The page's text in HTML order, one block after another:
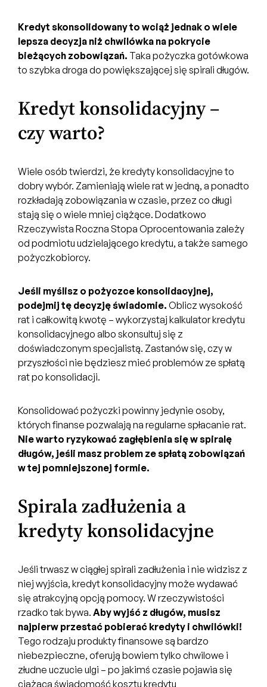
Kredyt skonsolidowany to wciąż jednak o wiele
lepsza decyzja niż chwilówka na pokrycie
bieżących zobowiązań. Taka pożyczka gotówkowa
to szybka droga do powiększającej się spirali długów.
Kredyt konsolidacyjny –
czy warto?
Wiele osób twierdzi, że kredyty konsolidacyjne to
dobry wybór. Zamieniają wiele rat w jedną, a ponadto
rozkładają zobowiązania w czasie, przez co długi
stają się o wiele mniej ciążące. Dodatkowo
Rzeczywista Roczna Stopa Oprocentowania zależy
od podmiotu udzielającego kredytu, a także samego
pożyczkobiorcy.
Jeśli myślisz o pożyczce konsolidacyjnej,
podejmij tę decyzję świadomie. Oblicz wysokość
rat i całkowitą kwotę – wykorzystaj kalkulator kredytu
konsolidacyjnego albo skonsultuj się z
doświadczonym specjalistą. Zastanów się, czy w
przyszłości nie będziesz mieć problemów ze spłatą
rat po konsolidacji.
Konsolidować pożyczki powinny jedynie osoby,
których finanse pozwalają na regularne spłacanie rat.
Nie warto ryzykować zagłębienia się w spiralę
długów, jeśli masz problem ze spłatą zobowiązań
w tej pomniejszonej formie.
Spirala zadłużenia a
kredyty konsolidacyjne
Jeśli trwasz w ciągłej spirali zadłużenia i nie widzisz z
niej wyjścia, kredyt konsolidacyjny może wydawać
się atrakcyjną opcją pomocy. W rzeczywistości
rzadko tak bywa. Aby wyjść z długów, musisz
najpierw przestać pobierać kredyty i chwilówki!
Tego rodzaju produkty finansowe są bardzo
niebezpieczne, oferują bowiem tylko chwilowe i
złudne uczucie ulgi – po jakimś czasie pojawia się
ciążąca świadomość kosztu kredytu